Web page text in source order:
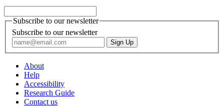
Subscribe to our newsletter
Subscribe to our newsletter
About
Help
Accessibility
Research Guide
Contact us